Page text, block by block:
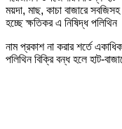
ময়দা, মাছ, কাচা বাজারে
হচ্ছে ক্ষতিকর এ নিষিদ্ধ পলিথিন
নাম প্রকাশ না করার শর্তে একাধিক
পলিথিন বিক্রি বন্ধ হলে হাট-